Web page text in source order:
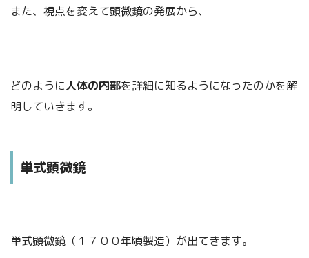
また、視点を変えて顕微鏡の発展から、
どのように人体の内部を詳細に知るようになったのかを解
明していきます。
単式顕微鏡
単式顕微鏡（１７００年頃製造）が出てきます。